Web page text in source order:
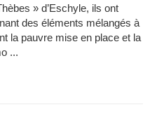
» d’Eschyle, ils ont
des éléments mélangés à
la pauvre mise en place et la
...